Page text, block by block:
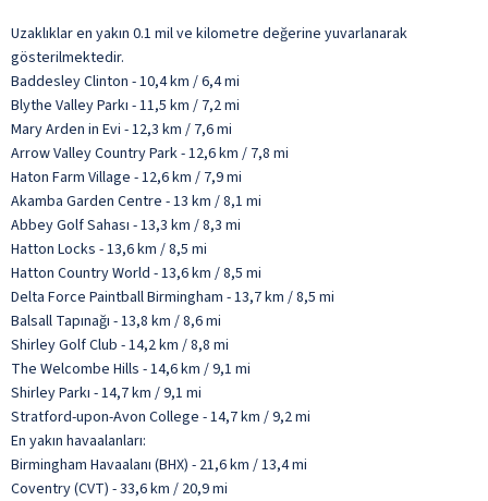
Uzaklıklar en yakın 0.1 mil ve kilometre değerine yuvarlanarak
gösterilmektedir.
Baddesley Clinton - 10,4 km / 6,4 mi
Blythe Valley Parkı - 11,5 km / 7,2 mi
Mary Arden in Evi - 12,3 km / 7,6 mi
Arrow Valley Country Park - 12,6 km / 7,8 mi
Haton Farm Village - 12,6 km / 7,9 mi
Akamba Garden Centre - 13 km / 8,1 mi
Abbey Golf Sahası - 13,3 km / 8,3 mi
Hatton Locks - 13,6 km / 8,5 mi
Hatton Country World - 13,6 km / 8,5 mi
Delta Force Paintball Birmingham - 13,7 km / 8,5 mi
Balsall Tapınağı - 13,8 km / 8,6 mi
Shirley Golf Club - 14,2 km / 8,8 mi
The Welcombe Hills - 14,6 km / 9,1 mi
Shirley Parkı - 14,7 km / 9,1 mi
Stratford-upon-Avon College - 14,7 km / 9,2 mi
En yakın havaalanları:
Birmingham Havaalanı (BHX) - 21,6 km / 13,4 mi
Coventry (CVT) - 33,6 km / 20,9 mi